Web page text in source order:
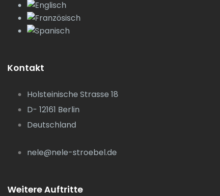
Kontakt
Holsteinische Strasse 18
D- 12161 Berlin
Deutschland
nele@nele-stroebel.de
Weitere Auftritte